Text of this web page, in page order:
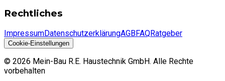
Rechtliches
ImpressumDatenschutzerklärungAGBFAQRatgeber
Cookie-Einstellungen
© 2026 Mein-Bau R.E. Haustechnik GmbH. Alle Rechte
vorbehalten